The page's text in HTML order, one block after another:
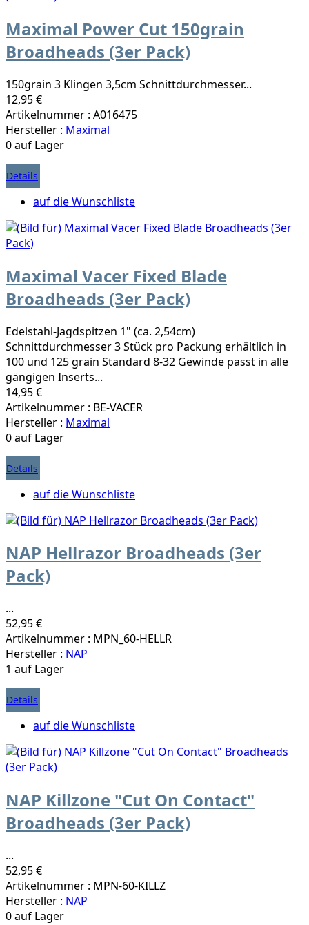
Maximal Power Cut 150grain
Broadheads (3er Pack)
150grain 3 Klingen 3,5cm Schnittdurchmesser...
12,95 €
Artikelnummer : A016475
Hersteller : Maximal
0 auf Lager
Details
auf die Wunschliste
Maximal Vacer Fixed Blade
Broadheads (3er Pack)
Edelstahl-Jagdspitzen 1" (ca. 2,54cm)
Schnittdurchmesser 3 Stück pro Packung erhältlich in
100 und 125 grain Standard 8-32 Gewinde passt in alle
gängigen Inserts...
14,95 €
Artikelnummer : BE-VACER
Hersteller : Maximal
0 auf Lager
Details
auf die Wunschliste
NAP Hellrazor Broadheads (3er
Pack)
...
52,95 €
Artikelnummer : MPN_60-HELLR
Hersteller : NAP
1 auf Lager
Details
auf die Wunschliste
NAP Killzone "Cut On Contact"
Broadheads (3er Pack)
...
52,95 €
Artikelnummer : MPN-60-KILLZ
Hersteller : NAP
0 auf Lager